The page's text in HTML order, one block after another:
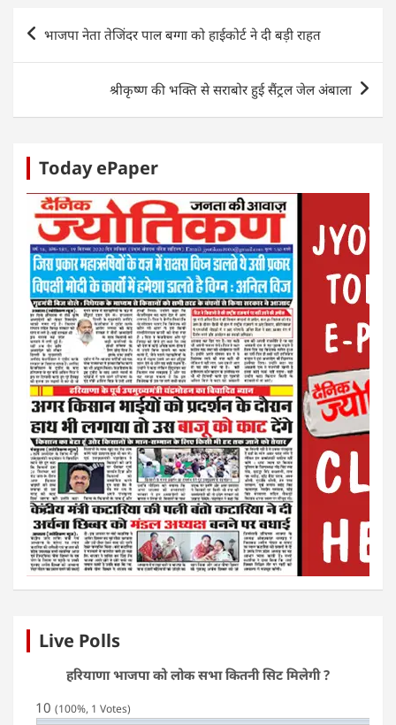
s
A
e
b
er e
dI
n
e
n
g
er
e
Post
navigation
भाजपा नेता तेजिंदर पाल बग्गा को हाईकोर्ट ने दी बड़ी राहत
श्रीकृष्ण की भक्ति से सराबोर हुई सैंट्रल जेल अंबाला
Today ePaper
Live Polls
हरियाणा भाजपा को लोक सभा कितनी सिट मिलेगी ?
10 (100%, 1 Votes)